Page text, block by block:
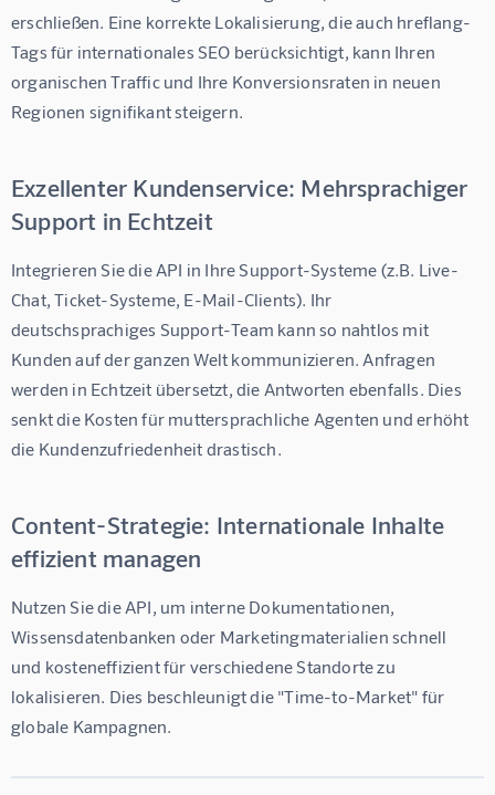
erschließen. Eine korrekte Lokalisierung, die auch hreflang-
Tags für internationales SEO berücksichtigt, kann Ihren
organischen Traffic und Ihre Konversionsraten in neuen
Regionen signifikant steigern.
Exzellenter Kundenservice: Mehrsprachiger
Support in Echtzeit
Integrieren Sie die API in Ihre Support-Systeme (z.B. Live-
Chat, Ticket-Systeme, E-Mail-Clients). Ihr
deutschsprachiges Support-Team kann so nahtlos mit
Kunden auf der ganzen Welt kommunizieren. Anfragen
werden in Echtzeit übersetzt, die Antworten ebenfalls. Dies
senkt die Kosten für muttersprachliche Agenten und erhöht
die Kundenzufriedenheit drastisch.
Content-Strategie: Internationale Inhalte
effizient managen
Nutzen Sie die API, um interne Dokumentationen,
Wissensdatenbanken oder Marketingmaterialien schnell
und kosteneffizient für verschiedene Standorte zu
lokalisieren. Dies beschleunigt die "Time-to-Market" für
globale Kampagnen.